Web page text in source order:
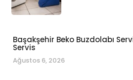
Başakşehir Beko Buzdolabı
Servis
Ağustos 6, 2026